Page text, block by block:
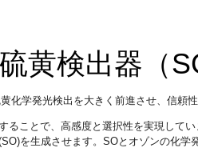
黄検出器（
化学発光検出を大きく前進させ、信頼
ることで、高感度と選択性を実現して
を生成させます。SOとオゾンの化学